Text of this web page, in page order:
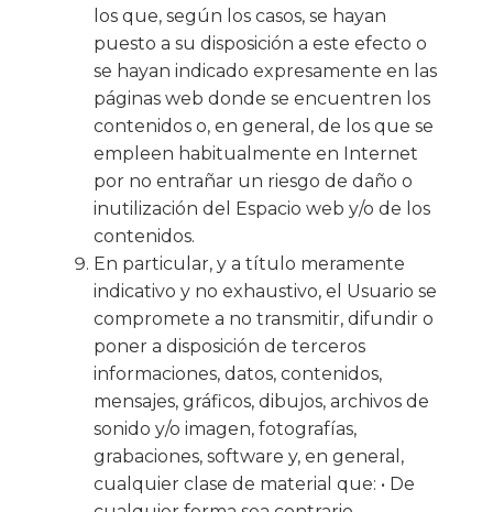
los que, según los casos, se hayan
puesto a su disposición a este efecto o
se hayan indicado expresamente en las
páginas web donde se encuentren los
contenidos o, en general, de los que se
empleen habitualmente en Internet
por no entrañar un riesgo de daño o
inutilización del Espacio web y/o de los
contenidos.
En particular, y a título meramente
indicativo y no exhaustivo, el Usuario se
compromete a no transmitir, difundir o
poner a disposición de terceros
informaciones, datos, contenidos,
mensajes, gráficos, dibujos, archivos de
sonido y/o imagen, fotografías,
grabaciones, software y, en general,
cualquier clase de material que: • De